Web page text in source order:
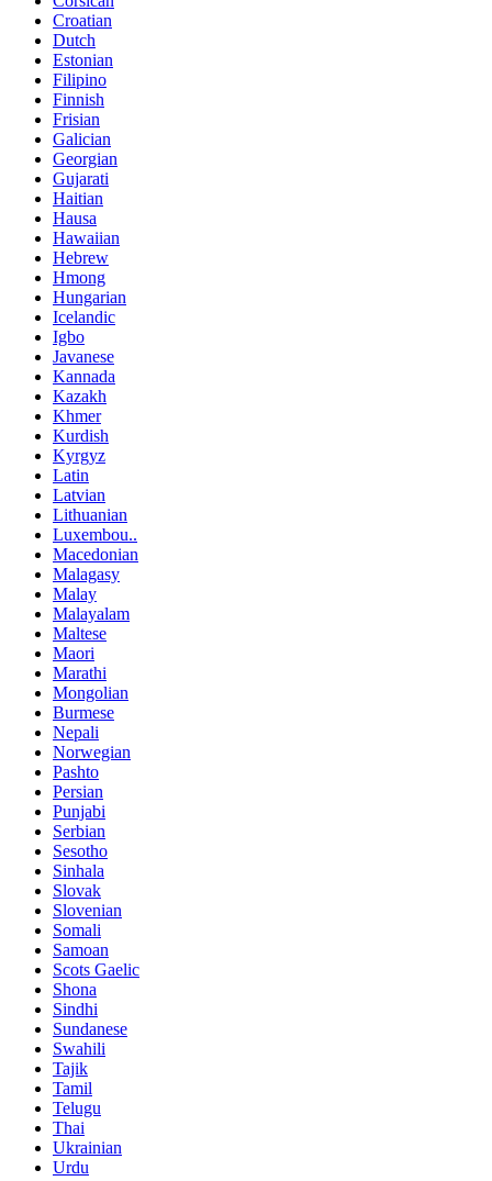
Croatian
Dutch
Estonian
Filipino
Finnish
Frisian
Galician
Georgian
Gujarati
Haitian
Hausa
Hawaiian
Hebrew
Hmong
Hungarian
Icelandic
Igbo
Javanese
Kannada
Kazakh
Khmer
Kurdish
Kyrgyz
Latin
Latvian
Lithuanian
Luxembou..
Macedonian
Malagasy
Malay
Malayalam
Maltese
Maori
Marathi
Mongolian
Burmese
Nepali
Norwegian
Pashto
Persian
Punjabi
Serbian
Sesotho
Sinhala
Slovak
Slovenian
Somali
Samoan
Scots Gaelic
Shona
Sindhi
Sundanese
Swahili
Tajik
Tamil
Telugu
Thai
Ukrainian
Urdu